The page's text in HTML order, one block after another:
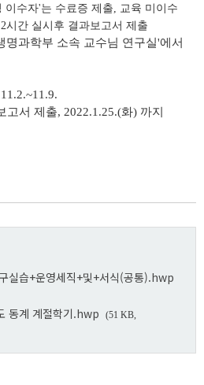
수자'는 수료증 제출, 교육 미이수
시간 실시후 결과보고서 제출
과학부 소속 교수님 연구실'에서
서 제출, 2022.1.25.(화) 까지
실습+운영세직+및+서식(공통).hwp
동계 계절학기.hwp
(51 KB,